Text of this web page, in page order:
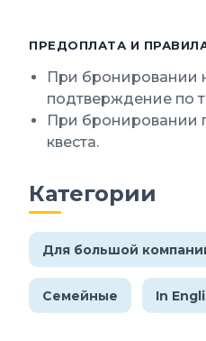
ПРЕДОПЛАТА И
При бронировании
подтверждение по
При бронировании
квеста.
Категории
Для большой
Семейные In